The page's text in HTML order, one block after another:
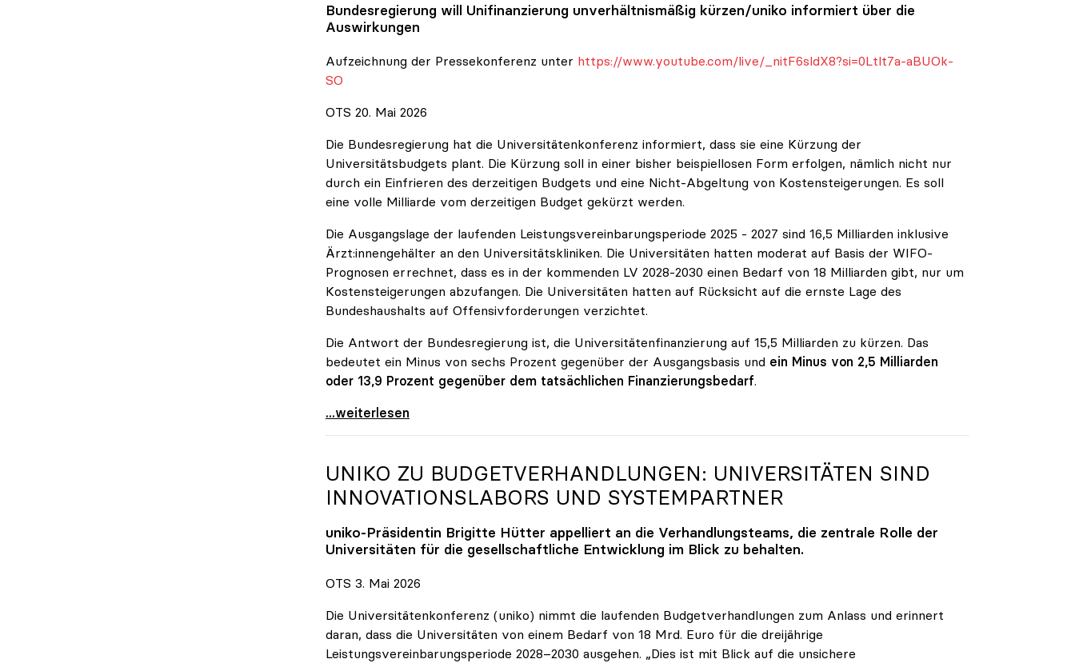
Bundesregierung will Unifinanzierung unverhältnismäßig kürzen/uniko informiert über die
Auswirkungen
Aufzeichnung der Pressekonferenz unter https://www.youtube.com/live/_nitF6sldX8?si=0Ltlt7a-aBUOk-
SO
OTS 20. Mai 2026
Die Bundesregierung hat die Universitätenkonferenz informiert, dass sie eine Kürzung der
Universitätsbudgets plant. Die Kürzung soll in einer bisher beispiellosen Form erfolgen, nämlich nicht nur
durch ein Einfrieren des derzeitigen Budgets und eine Nicht-Abgeltung von Kostensteigerungen. Es soll
eine volle Milliarde vom derzeitigen Budget gekürzt werden.
Die Ausgangslage der laufenden Leistungsvereinbarungsperiode 2025 - 2027 sind 16,5 Milliarden inklusive
Ärzt:innengehälter an den Universitätskliniken. Die Universitäten hatten moderat auf Basis der WIFO-
Prognosen errechnet, dass es in der kommenden LV 2028-2030 einen Bedarf von 18 Milliarden gibt, nur um
Kostensteigerungen abzufangen. Die Universitäten hatten auf Rücksicht auf die ernste Lage des
Bundeshaushalts auf Offensivforderungen verzichtet.
Die Antwort der Bundesregierung ist, die Universitätenfinanzierung auf 15,5 Milliarden zu kürzen. Das
bedeutet ein Minus von sechs Prozent gegenüber der Ausgangsbasis und ein Minus von 2,5 Milliarden
oder 13,9 Prozent gegenüber dem tatsächlichen Finanzierungsbedarf.
\"Österreich ist für die heimischen Universitäten
...weiterlesen
UNIKO ZU BUDGETVERHANDLUNGEN: UNIVERSITÄTEN SIND
INNOVATIONSLABORS UND SYSTEMPARTNER
uniko-Präsidentin Brigitte Hütter appelliert an die Verhandlungsteams, die zentrale Rolle der
Universitäten für die gesellschaftliche Entwicklung im Blick zu behalten.
OTS 3. Mai 2026
Die Universitätenkonferenz (uniko) nimmt die laufenden Budgetverhandlungen zum Anlass und erinnert
daran, dass die Universitäten von einem Bedarf von 18 Mrd. Euro für die dreijährige
Leistungsvereinbarungsperiode 2028–2030 ausgehen. „Dies ist mit Blick auf die unsichere